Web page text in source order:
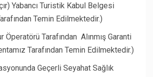
Yabancı Turistik Kabul Belgesi
Temin Edilmektedir.)
Öperatörü Tarafından Alınmış Garanti
Tarafından Temin Edilmektedir.)
Geçerli Seyahat Sağlık